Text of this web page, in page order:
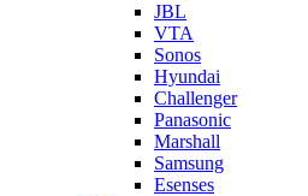
JBL
VTA
Sonos
Hyundai
Challenger
Panasonic
Marshall
Samsung
Esenses